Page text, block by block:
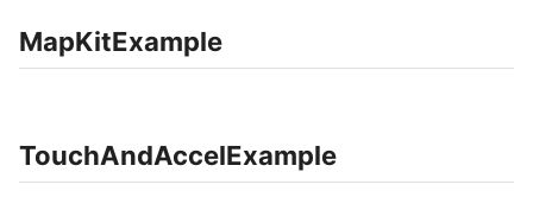
MapKitExample
TouchAndAccelExample